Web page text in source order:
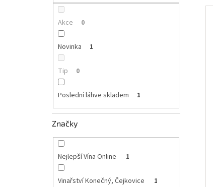
Akce 0
Novinka 1
Tip 0
Poslední láhve skladem 1
Značky
Nejlepší Vína Online 1
Vinařství Konečný, Čejkovice 1
nV